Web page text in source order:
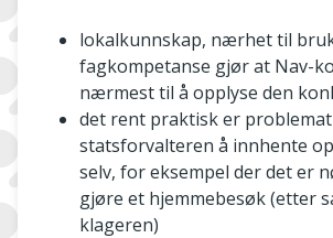
lokalkunnskap, nærhet til
fagkompetanse gjør at Nav-­
nærmest til å opplyse den
det rent praktisk er
statsforvalteren å innhente
selv, for eksempel der det er
gjøre et hjemmebesøk (etter
klageren)